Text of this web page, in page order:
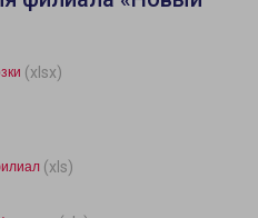
(xlsx)
(xls)